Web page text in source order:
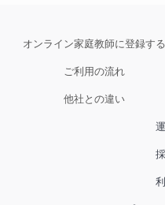
オンライン家庭教師に登録する
ご利用の流れ
他社との違い